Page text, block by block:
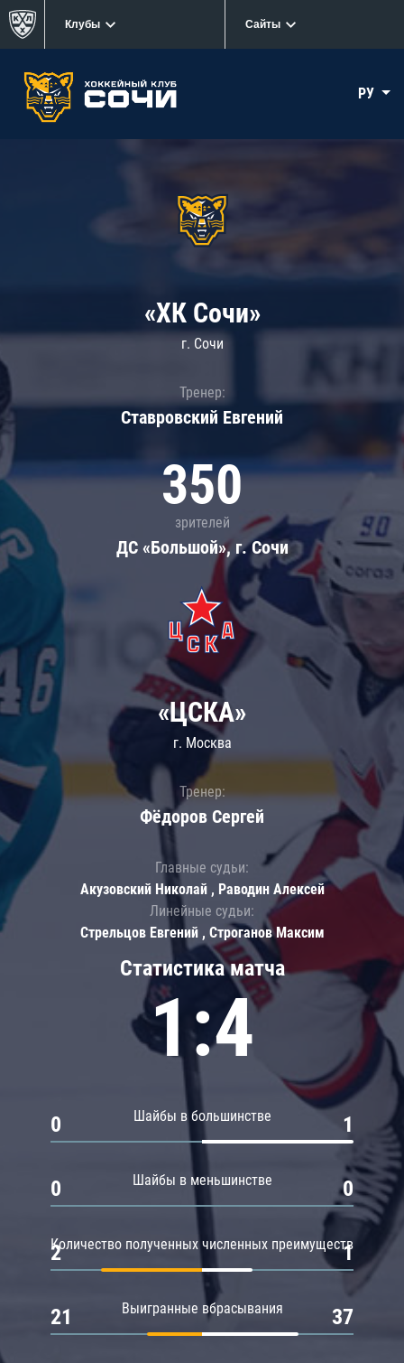
Клубы Сайты
РУ
«ХК Сочи»
г. Сочи
Тренер:
Ставровский Евгений
350
зрителей
ДС «Большой», г. Сочи
Статистика матча
1:4
Шайбы в большинстве
0 1
Шайбы в меньшинстве
0 0
Количество полученных численных преимуществ
2 1
Выигранные вбрасывания
21 37
«ЦСКА»
г. Москва
Тренер:
Фёдоров Сергей
Главные судьи:
Акузовский Николай , Раводин Алексей
Линейные судьи:
Стрельцов Евгений , Строганов Максим